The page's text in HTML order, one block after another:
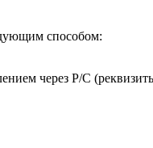
способом:
через Р/С